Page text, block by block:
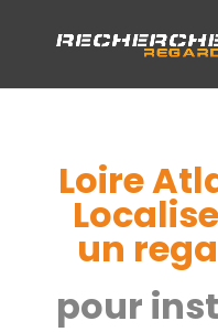
Loire
un
pour